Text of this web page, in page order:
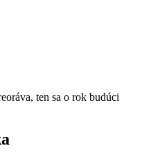
ten sa o rok budúci